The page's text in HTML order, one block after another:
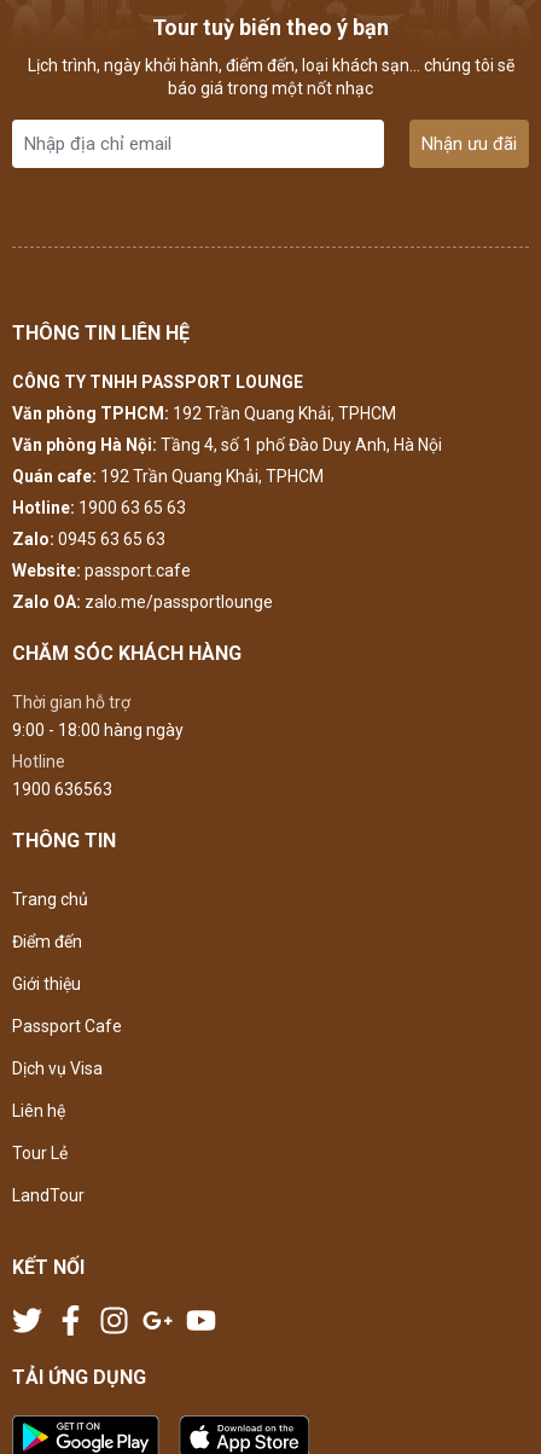
Tour tuỳ biến theo ý bạn
Lịch trình, ngày khởi hành, điểm đến, loại khách sạn... chúng tôi sẽ
báo giá trong một nốt nhạc
Nhận ưu đãi
THÔNG TIN LIÊN HỆ
CÔNG TY TNHH PASSPORT LOUNGE
Văn phòng TPHCM: 192 Trần Quang Khải, TPHCM
Văn phòng Hà Nội: Tầng 4, số 1 phố Đào Duy Anh, Hà Nội
Quán cafe: 192 Trần Quang Khải, TPHCM
Hotline: 1900 63 65 63
Zalo: 0945 63 65 63
Website: passport.cafe
Zalo OA: zalo.me/passportlounge
CHĂM SÓC KHÁCH HÀNG
Thời gian hỗ trợ
9:00 - 18:00 hàng ngày
Hotline
1900 636563
THÔNG TIN
Trang chủ
Điểm đến
Giới thiệu
Passport Cafe
Dịch vụ Visa
Liên hệ
Tour Lẻ
LandTour
KẾT NỐI
TẢI ỨNG DỤNG